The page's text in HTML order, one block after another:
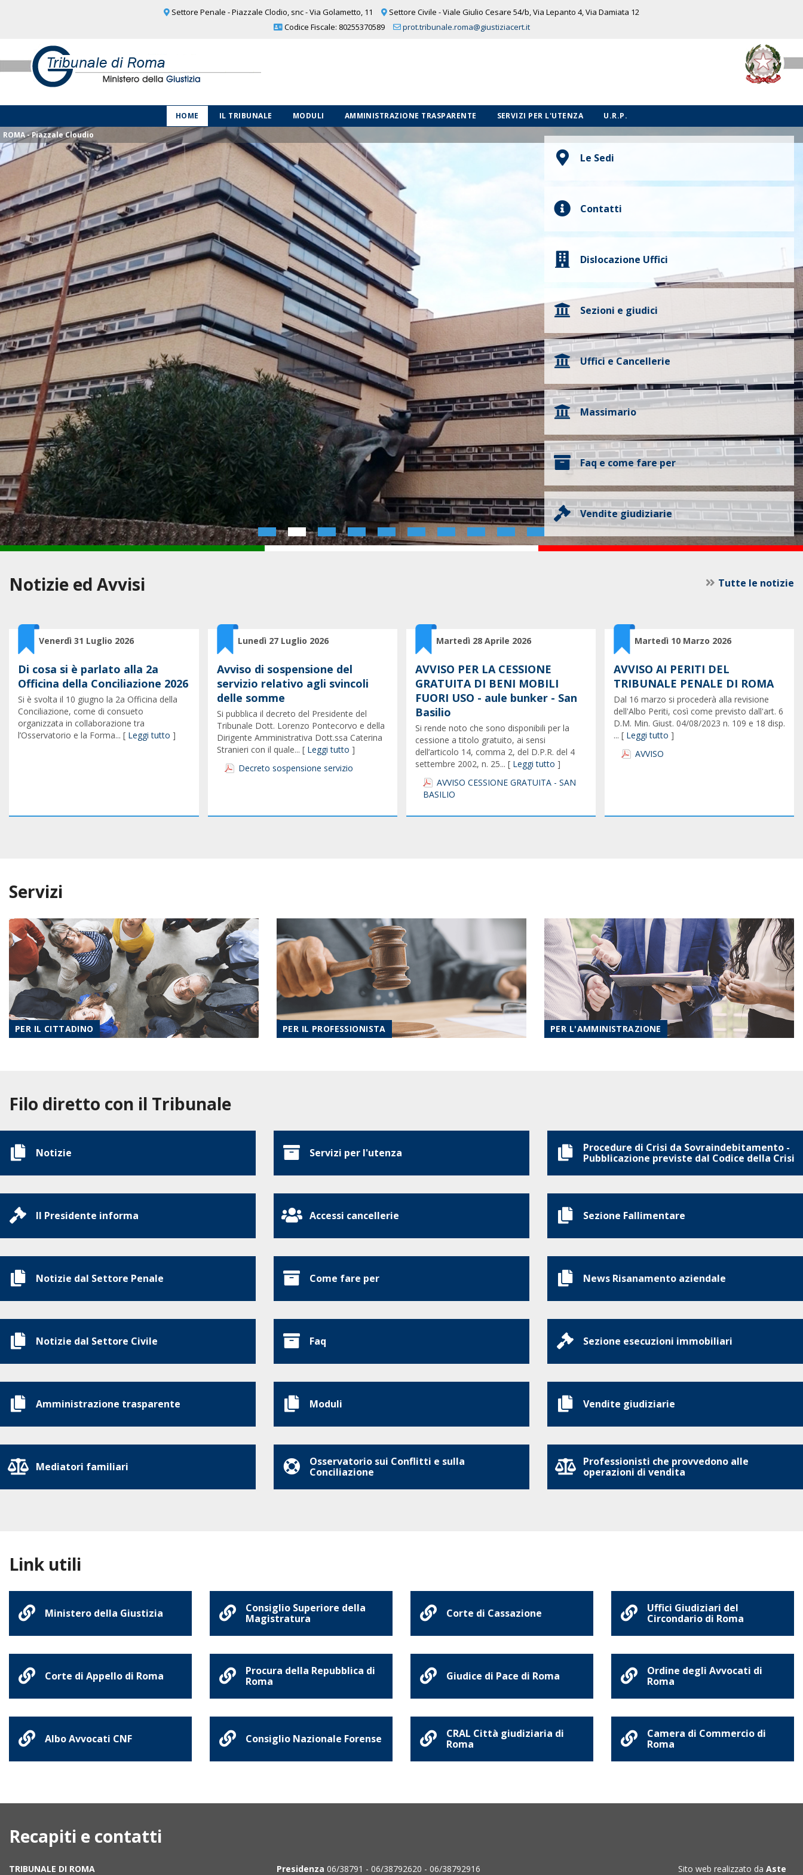
Settore Penale - Piazzale Clodio, snc - Via Golametto, 11
Settore Civile - Viale Giulio Cesare 54/b, Via Lepanto 4, Via Damiata 12
Codice Fiscale: 80255370589
prot.tribunale.roma@giustiziacert.it
HOME IL TRIBUNALE MODULI AMMINISTRAZIONE TRASPARENTE SERVIZI PER L'UTENZA U.R.P.
ROMA - Piazzale Cloudio
Le Sedi
Contatti
Dislocazione Uffici
Sezioni e giudici
Uffici e Cancellerie
Massimario
Faq e come fare per
Vendite giudiziarie
Notizie ed Avvisi Tutte le notizie
Venerdì 31 Luglio 2026
Di cosa si è parlato alla 2a
Officina della Conciliazione 2026
Si è svolta il 10 giugno la 2a Officina della
Conciliazione, come di consueto
organizzata in collaborazione tra
l’Osservatorio e la Forma... [ Leggi tutto ]
Lunedì 27 Luglio 2026
Avviso di sospensione del
servizio relativo agli svincoli
delle somme
Si pubblica il decreto del Presidente del
Tribunale Dott. Lorenzo Pontecorvo e della
Dirigente Amministrativa Dott.ssa Caterina
Stranieri con il quale... [ Leggi tutto ]
Decreto sospensione servizio
Martedì 28 Aprile 2026
AVVISO PER LA CESSIONE
GRATUITA DI BENI MOBILI
FUORI USO - aule bunker - San
Basilio
Si rende noto che sono disponibili per la
cessione a titolo gratuito, ai sensi
dell’articolo 14, comma 2, del D.P.R. del 4
settembre 2002, n. 25... [ Leggi tutto ]
AVVISO CESSIONE GRATUITA - SAN
BASILIO
Martedì 10 Marzo 2026
AVVISO AI PERITI DEL
TRIBUNALE PENALE DI ROMA
Dal 16 marzo si procederà alla revisione
dell'Albo Periti, così come previsto dall'art. 6
D.M. Min. Giust. 04/08/2023 n. 109 e 18 disp.
... [ Leggi tutto ]
AVVISO
Servizi
PER IL CITTADINO PER IL PROFESSIONISTA PER L'AMMINISTRAZIONE
Filo diretto con il Tribunale
Notizie Servizi per l'utenza
Procedure di Crisi da Sovraindebitamento -
Pubblicazione previste dal Codice della Crisi
Il Presidente informa Accessi cancellerie Sezione Fallimentare
Notizie dal Settore Penale Come fare per News Risanamento aziendale
Notizie dal Settore Civile Faq Sezione esecuzioni immobiliari
Amministrazione trasparente Moduli Vendite giudiziarie
Mediatori familiari
Osservatorio sui Conflitti e sulla
Conciliazione
Professionisti che provvedono alle
operazioni di vendita
Link utili
Ministero della Giustizia
Consiglio Superiore della
Magistratura
Corte di Cassazione
Uffici Giudiziari del
Circondario di Roma
Corte di Appello di Roma
Procura della Repubblica di
Roma
Giudice di Pace di Roma
Ordine degli Avvocati di
Roma
Albo Avvocati CNF Consiglio Nazionale Forense
CRAL Città giudiziaria di
Roma
Camera di Commercio di
Roma
Recapiti e contatti
TRIBUNALE DI ROMA Presidenza 06/38791 - 06/38792620 - 06/38792916 Sito web realizzato da Aste